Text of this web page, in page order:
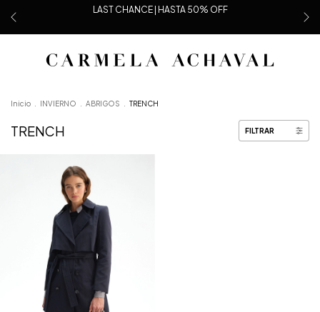
LAST CHANCE | HASTA 50% OFF
Inicio INVIERNO ABRIGOS TRENCH
TRENCH FILTRAR